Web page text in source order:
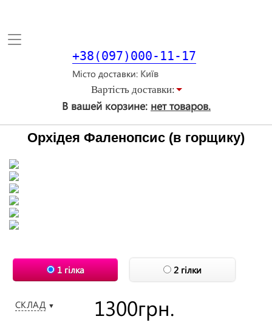
Toggle
+38(097)000-11-17
Місто доставки
Вартiсть доставки:
В вашей корзине: нет товаров.
Орхідея Фаленопсис (в горщику)
1 гілка 2 гілки
СКЛАД ▼ 1300грн.